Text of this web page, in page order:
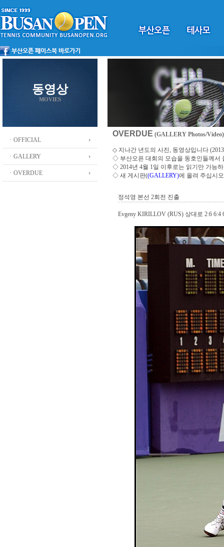
동영상
MOVIES
ㆍOFFICIAL
ㆍGALLERY
ㆍOVERDUE
OVERDUE (GALLERY Photos/Video)
◇ 지나간 년도의 사진, 동영상입니다
◇ 부산오픈 대회의 모습을 동호인들께서
◇ 2014년 4월 1일 이후로는 읽기만 가능
◇ 새 게시판((GALLERY)에 올려 주십시오
정석영 본선 2회전 진출
Evgeny KIRILLOV (RUS) 상대로 2:6 6:4